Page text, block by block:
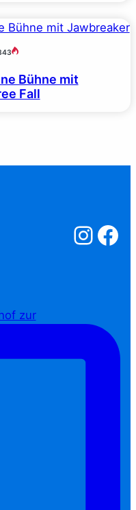
Bühne mit
Fall
Salzstreuner
zur